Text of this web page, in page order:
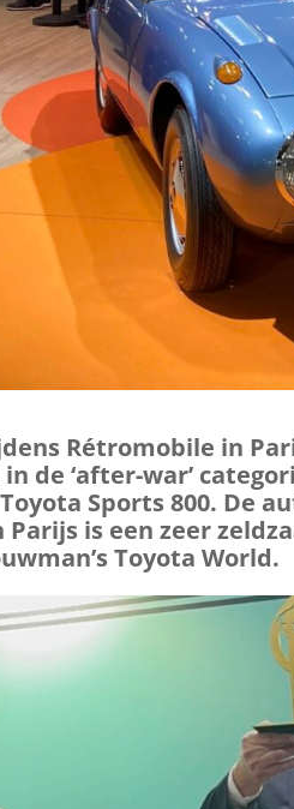
Rétromobile in
de ‘after-war’
Sports 800. De
Parijs is een zeer
Toyota World.